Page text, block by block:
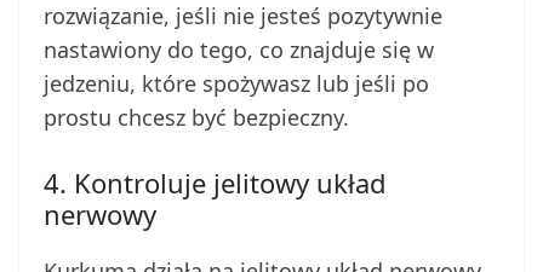
rozwiązanie, jeśli nie jesteś pozytywnie
nastawiony do tego, co znajduje się w
jedzeniu, które spożywasz lub jeśli po
prostu chcesz być bezpieczny.
4. Kontroluje jelitowy układ
nerwowy